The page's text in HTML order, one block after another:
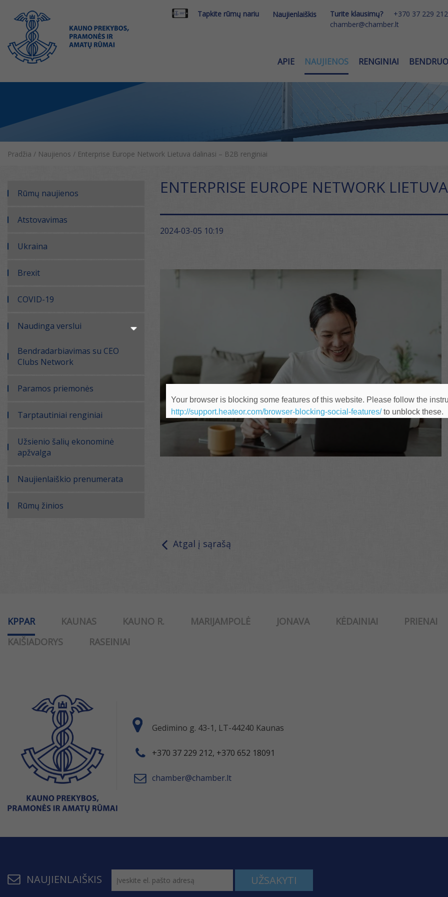
Tapkite rūmų nariu Naujienlaiškis Turite klausimų?
+370 37 229 212
chamber@chamber.lt
APIE NAUJIENOS RENGINIAI
Pradžia / Naujienos / Enterprise Europe Network Lietuva dalinasi – B2B renginiai
Rūmų naujienos
Atstovavimas
Ukraina
Brexit
COVID-19
Naudinga verslui
Bendradarbiavimas su CEO
Clubs Network
Paramos priemonės
Tarptautiniai renginiai
Užsienio šalių ekonominė
apžvalga
Naujienlaiškio prenumerata
Rūmų žinios
ENTERPRISE EUROPE NETWORK
2024-03-05 10:19
Atgal į sąrašą
KPPAR KAUNAS KAUNO R. MARIJAMPOLĖ JONAVA KĖDAINIAI PRIENAI
KAIŠIADORYS
RASEINIAI
Gedimino g. 43-1, LT-44240 Kaunas
+370 37 229 212, +370 652 18091
chamber@chamber.lt
NAUJIENLAIŠKIS UŽSAKYTI
Your browser is blocking some features of this website. Please follow the
http://support.heateor.com/browser-blocking-social-features/to unblock these.